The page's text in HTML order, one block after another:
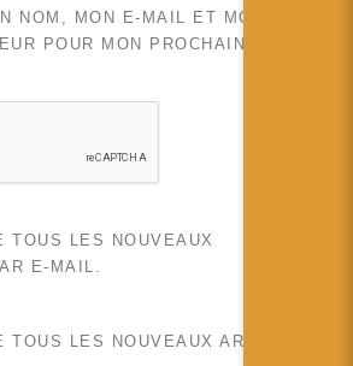
NOM, MON E-MAIL ET MON SITE
POUR MON PROCHAIN
TOUS LES NOUVEAUX
E-MAIL.
TOUS LES NOUVEAUX ARTICLES